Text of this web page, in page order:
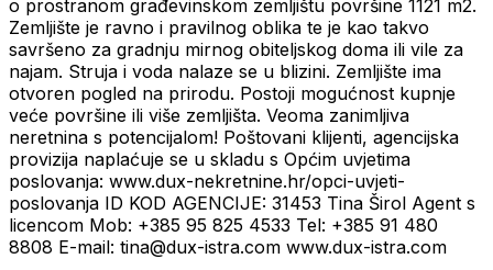
o prostranom građevinskom zemljištu površine 1121 m2.
Zemljište je ravno i pravilnog oblika te je kao takvo
savršeno za gradnju mirnog obiteljskog doma ili vile za
najam. Struja i voda nalaze se u blizini. Zemljište ima
otvoren pogled na prirodu. Postoji mogućnost kupnje
veće površine ili više zemljišta. Veoma zanimljiva
neretnina s potencijalom! Poštovani klijenti, agencijska
provizija naplaćuje se u skladu s Općim uvjetima
poslovanja: www.dux-nekretnine.hr/opci-uvjeti-
poslovanja ID KOD AGENCIJE: 31453 Tina Širol Agent s
licencom Mob: +385 95 825 4533 Tel: +385 91 480
8808 E-mail: tina@dux-istra.com www.dux-istra.com